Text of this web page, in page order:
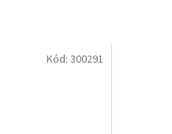
Kód: 300291